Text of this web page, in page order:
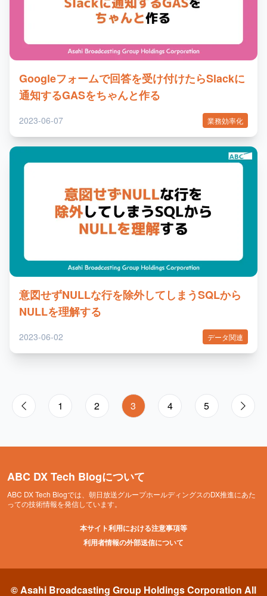
Googleフォームで回答を受け付けたらSlackに
通知するGASをちゃんと作る
2023-06-07 業務効率化
意図せずNULLな行を除外してしまうSQLから
NULLを理解する
2023-06-02 データ関連
1 2 3 4 5
ABC DX Tech Blogについて
ABC DX Tech Blogでは、朝日放送グループホールディングスのDX推進にあた
っての技術情報を発信しています。
本サイト利用における注意事項等
利用者情報の外部送信について
© Asahi Broadcasting Group Holdings Corporation All